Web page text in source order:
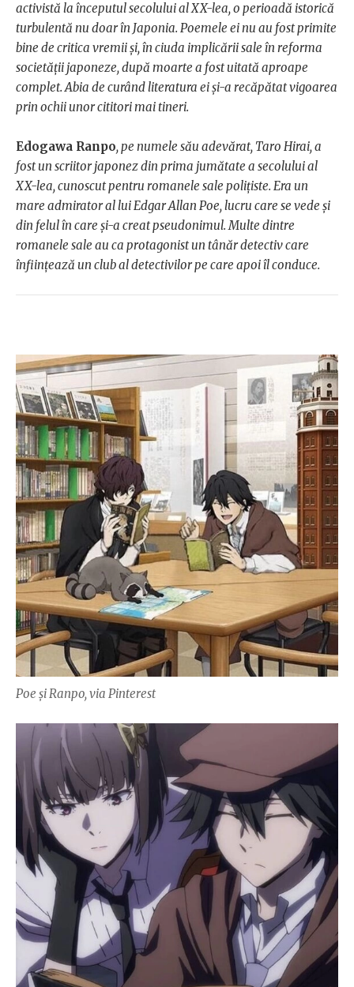
activistă la începutul secolului al XX-lea, o perioadă istorică
turbulentă nu doar în Japonia. Poemele ei nu au fost primite
bine de critica vremii și, în ciuda implicării sale în reforma
societății japoneze, după moarte a fost uitată aproape
complet. Abia de curând literatura ei și-a recăpătat vigoarea
prin ochii unor cititori mai tineri.
Edogawa Ranpo, pe numele său adevărat, Taro Hirai, a
fost un scriitor japonez din prima jumătate a secolului al
XX-lea, cunoscut pentru romanele sale polițiste. Era un
mare admirator al lui Edgar Allan Poe, lucru care se vede și
din felul în care și-a creat pseudonimul. Multe dintre
romanele sale au ca protagonist un tânăr detectiv care
înființează un club al detectivilor pe care apoi îl conduce.
Poe și Ranpo, via Pinterest